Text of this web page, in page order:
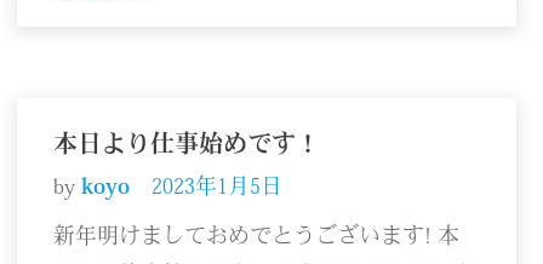
本日より仕事始めです！
by koyo 2023年1月5日
新年明けましておめでとうございます! 本